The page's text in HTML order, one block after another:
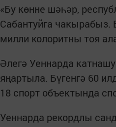
«Бу көнне шәһәр,
Сабантуйга
милли колоритны тоя
Әлегә Уеннарда
яңартыла. Бүгенгә 60
18 спорт объектында
Уеннарда рекордлы